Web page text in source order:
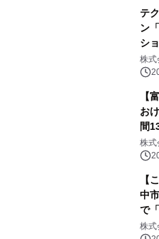
テ
ン
シ
株式
【
お
間
株式
【
中
で
用
株式